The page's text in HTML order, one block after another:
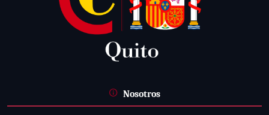
Nosotros